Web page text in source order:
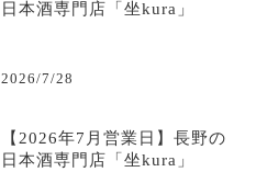
日本酒専門店「坐kura」
2026/7/28
【2026年7月営業日】長野の
日本酒専門店「坐kura」